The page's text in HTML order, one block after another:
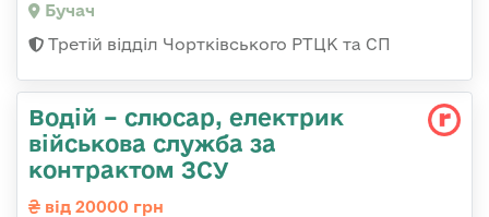
Бучач
Третій відділ Чортківського РТЦК та СП
Водій – слюсар, електрик
військова служба за
контрактом ЗСУ
від 20000 грн